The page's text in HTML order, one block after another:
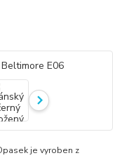
je vyroben z